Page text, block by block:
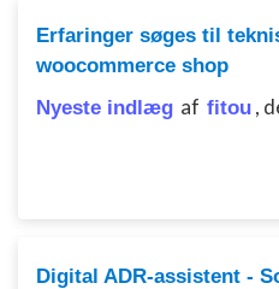
Erfaringer søges til
woocommerce shop
Nyeste indlæg af fitou ,
Digital ADR-assistent -